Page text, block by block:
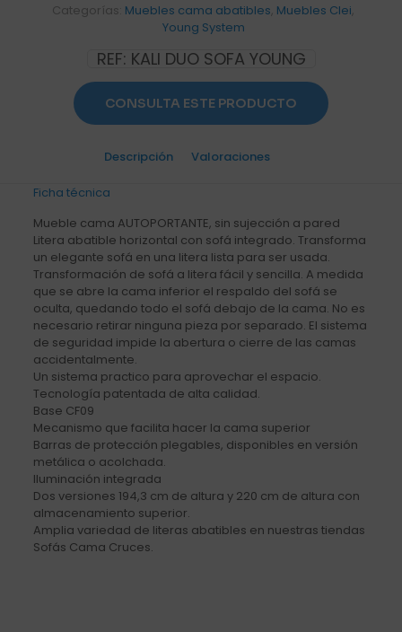
de 5 en
clientes
REF: KALI DUO SOFA YOUNG
Categorías: Muebles cama abatibles Muebles Clei
Young System
CONSULTA ESTE PRODUCTO
Descripción Valoraciones
Ficha técnica
Mueble cama AUTOPORTANTE, sin sujección a pared
Litera abatible horizontal con sofá integrado. Transforma
un elegante sofá en una litera lista para ser usada.
Transformación de sofá a litera fácil y sencilla. A medida
que se abre la cama inferior el respaldo del sofá se
oculta, quedando todo el sofá debajo de la cama. No es
necesario retirar ninguna pieza por separado. El sistema
de seguridad impide la abertura o cierre de las camas
accidentalmente.
Un sistema practico para aprovechar el espacio.
Tecnología patentada de alta calidad.
Base CF09
Mecanismo que facilita hacer la cama superior
Barras de protección plegables, disponibles en versión
metálica o acolchada.
Iluminación integrada
Dos versiones 194,3 cm de altura y 220 cm de altura con
almacenamiento superior.
Amplia variedad de literas abatibles en nuestras tiendas
Sofás Cama Cruces.